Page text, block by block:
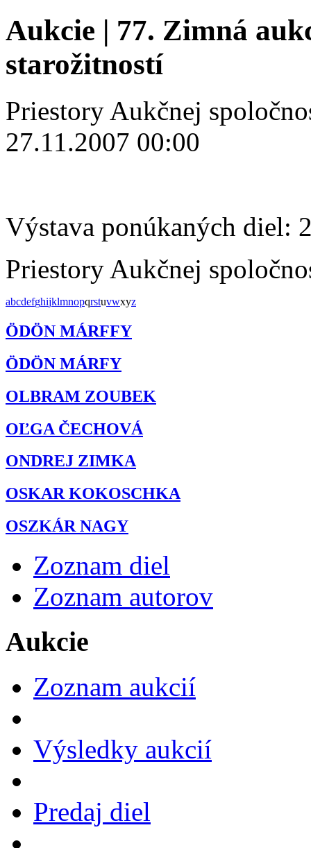
Aukcie | 77. Zimná
starožitností
Priestory Aukčnej
27.11.2007 00:00
Výstava ponúkaných diel:
Priestory Aukčnej
abcdefghijklmnopqrstuvwxyz
ÖDÖN MÁRFFY
ÖDÖN MÁRFY
OLBRAM ZOUBEK
OĽGA ČECHOVÁ
ONDREJ ZIMKA
OSKAR KOKOSCHKA
OSZKÁR NAGY
Zoznam diel
Zoznam autorov
Aukcie
Zoznam aukcií
Výsledky aukcií
Predaj diel